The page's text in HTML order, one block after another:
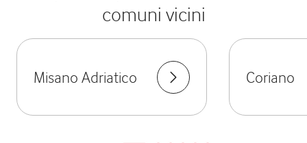
comuni vicini
Misano Adriatico Coriano